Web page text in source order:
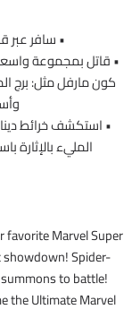
• سافر
• قاتل بمجموعة
كون مارفل مثل: برج
• استكشف خرائط
المليء بالإثارة
Marvel Super
showdown! Spider-
to battle!
the Ultimate Marvel